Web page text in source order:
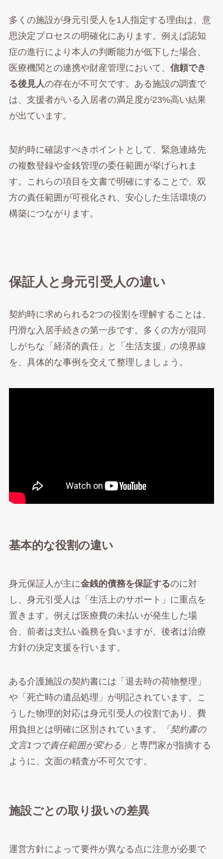
多くの施設が身元引受人を1人指定する理由は、意
思決定プロセスの明確化にあります。例えば認知
症の進行により本人の判断能力が低下した場合、
医療機関との連携や財産管理において、 信頼でき
る後見人の存在が不可欠です。ある施設の調査で
は、支援者がいる入居者の満足度が23%高い結果
が出ています。
契約時に確認すべきポイントとして、緊急連絡先
の複数登録や金銭管理の委任範囲が挙げられま
す。これらの項目を文書で明確にすることで、双
方の責任範囲が可視化され、安心した生活環境の
構築につながります。
保証人と身元引受人の違い
契約時に求められる2つの役割を理解することは、
円滑な入居手続きの第一歩です。多くの方が混同
しがちな「経済的責任」と「生活支援」の境界線
を、具体的な事例を交えて整理しましょう。
基本的な役割の違い
身元保証人が主に金銭的債務を保証するのに対
し、身元引受人は「生活上のサポート」に重点を
置きます。例えば医療費の未払いが発生した場
合、前者は支払い義務を負いますが、後者は治療
方針の決定支援を行います。
ある介護施設の契約書には「退去時の荷物整理」
や「死亡時の遺品処理」が明記されています。こ
うした物理的対応は身元引受人の役割であり、費
用負担とは明確に区別されています。
「契約書の
文言1つで責任範囲が変わる」 と専門家が指摘する
ように、文面の精査が不可欠です。
施設ごとの取り扱いの差異
運営方針によって要件が異なる点に注意が必要で